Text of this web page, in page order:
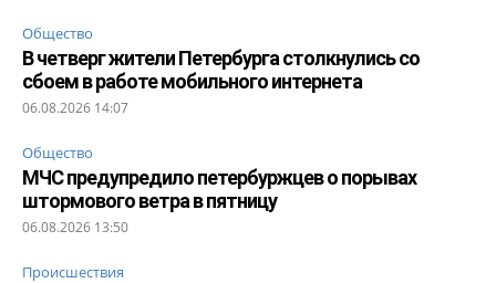
Общество
В четверг жители Петербурга столкнулись со
сбоем в работе мобильного интернета
06.08.2026 14:07
Общество
МЧС предупредило петербуржцев о порывах
штормового ветра в пятницу
06.08.2026 13:50
Происшествия